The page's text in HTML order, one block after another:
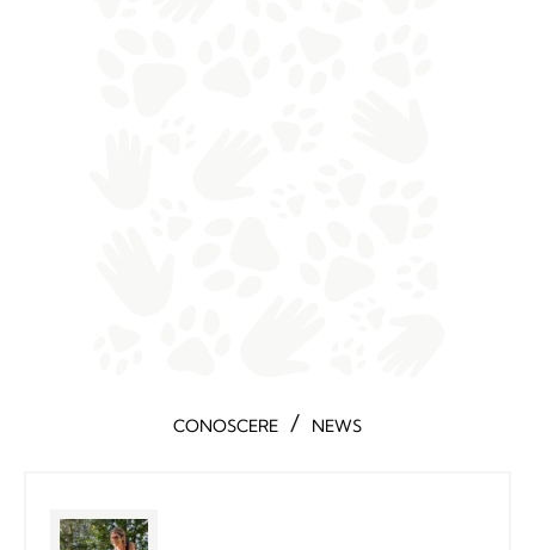
CONOSCERE / NEWS